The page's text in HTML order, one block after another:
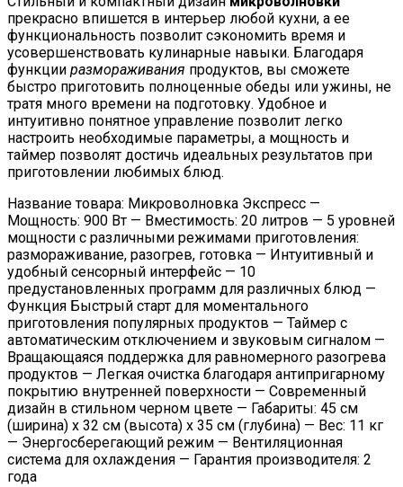
прекрасно впишется в интерьер любой кухни, а ее
функциональность позволит сэкономить время и
усовершенствовать кулинарные навыки. Благодаря
функции размораживания продуктов, вы сможете
быстро приготовить полноценные обеды или ужины, не
тратя много времени на подготовку. Удобное и
интуитивно понятное управление позволит легко
настроить необходимые параметры, а мощность и
таймер позволят достичь идеальных результатов при
приготовлении любимых блюд.
Название товара: Микроволновка Экспресс —
Мощность: 900 Вт — Вместимость: 20 литров — 5 уровней
мощности с различными режимами приготовления:
размораживание, разогрев, готовка — Интуитивный и
удобный сенсорный интерфейс — 10
предустановленных программ для различных блюд —
Функция Быстрый старт для моментального
приготовления популярных продуктов — Таймер с
автоматическим отключением и звуковым сигналом —
Вращающаяся поддержка для равномерного разогрева
продуктов — Легкая очистка благодаря антипригарному
покрытию внутренней поверхности — Современный
дизайн в стильном черном цвете — Габариты: 45 см
(ширина) х 32 см (высота) х 35 см (глубина) — Вес: 11 кг
— Энергосберегающий режим — Вентиляционная
система для охлаждения — Гарантия производителя: 2
года